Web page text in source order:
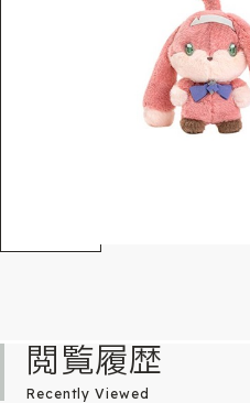
閲覧履歴
Recently Viewed